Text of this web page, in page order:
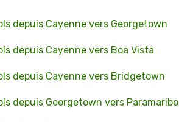
depuis Cayenne vers Georgetown
depuis Cayenne vers Boa Vista
depuis Cayenne vers Bridgetown
depuis Georgetown vers Paramaribo